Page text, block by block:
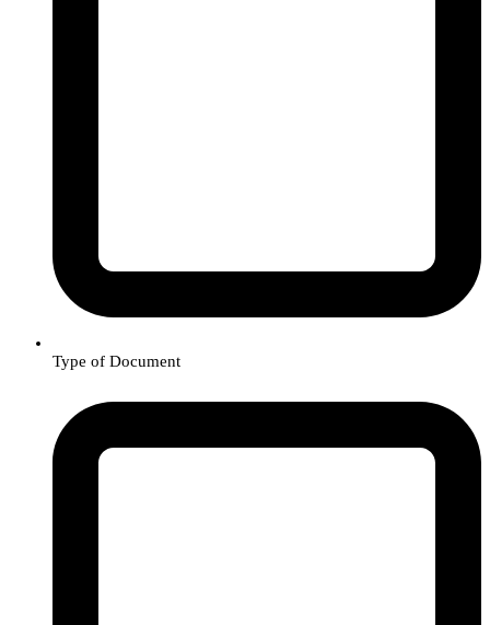
Type of Document